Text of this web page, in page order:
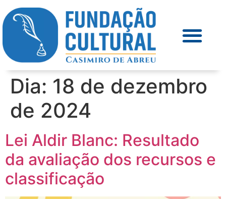
Dia: 18 de dezembro
de 2024
Lei Aldir Blanc: Resultado
da avaliação dos recursos e
classificação